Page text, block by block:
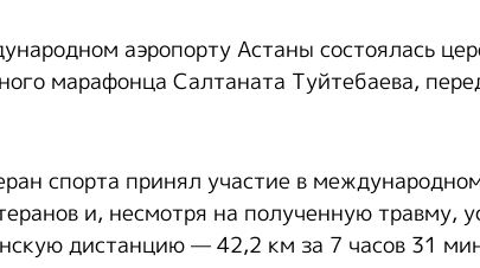
аэропорту Астаны состоялась
марафонца Салтаната Туйтебаева,
спорта принял участие в
и, несмотря на полученную травму,
дистанцию — 42,2 км за 7 часов 31